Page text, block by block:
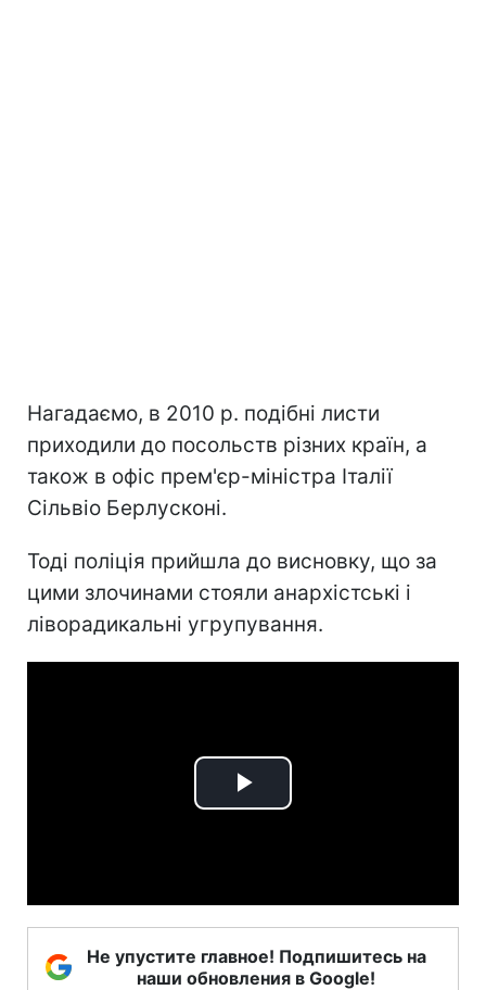
Нагадаємо, в 2010 р. подібні листи
приходили до посольств різних країн, а
також в офіс прем'єр-міністра Італії
Сільвіо Берлусконі.
Тоді поліція прийшла до висновку, що за
цими злочинами стояли анархістські і
ліворадикальні угрупування.
Play
Не упустите главное! Подпишитесь на
наши обновления в Google!